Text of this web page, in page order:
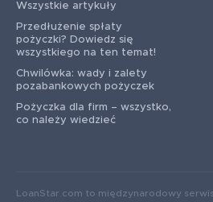
Wszystkie artykuły
Przedłużenie spłaty
pożyczki? Dowiedz się
wszystkiego na ten temat!
Chwilówka: wady i zalety
pozabankowych pożyczek
Pożyczka dla firm – wszystko,
co należy wiedzieć
LoanStar.com to międzynarodowy